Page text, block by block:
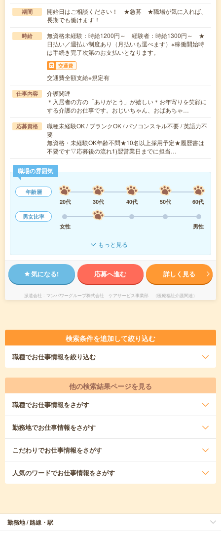
期間
開始日はご相談ください！ ★急募 ★職場が気に入れば、
長期でも働けます！
時給
無資格未経験：時給1200円～ 経験者：時給1300円～ ★
日払い／週払い制度あり（月払いも選べます）※稼働開始時
は手続き完了次第のお支払いとなります。
交通費
交通費全額支給※規定有
仕事内容
介護関連
＊入居者の方の「ありがとう」が嬉しい＊お年寄りを笑顔に
する介護のお仕事です。おじいちゃん、おばあちゃ…
応募資格
職種未経験OK / ブランクOK / パソコンスキル不要 / 英語力不
要
無資格・未経験OK年齢不問★10名以上採用予定★履歴書は
不要です▽応募後の流れ1)翌営業日までに担当…
職場の雰囲気
年齢層
20代
30代 40代 50代
60代
男女比率
女性
男性
もっと見る
気になる! 応募へ進む 詳しく見る
派遣会社 マンパワーグループ株式会社 ケアサービス事業部 （医療福祉介護関連）
検索条件を追加して絞り込む
職種でお仕事情報を絞り込む
他の検索結果ページを見る
職種でお仕事情報をさがす
勤務地でお仕事情報をさがす
こだわりでお仕事情報をさがす
人気のワードでお仕事情報をさがす
勤務地 / 路線・駅